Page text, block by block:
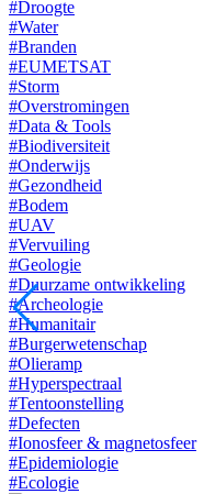
#Droogte
#Water
#Branden
#EUMETSAT
#Storm
#Overstromingen
#Data & Tools
#Biodiversiteit
#Onderwijs
#Gezondheid
#Bodem
#UAV
#Vervuiling
#Geologie
#Duurzame ontwikkeling
#Archeologie
#Humanitair
#Burgerwetenschap
#Olieramp
#Hyperspectraal
#Tentoonstelling
#Defecten
#Ionosfeer & magnetosfeer
#Epidemiologie
#Ecologie